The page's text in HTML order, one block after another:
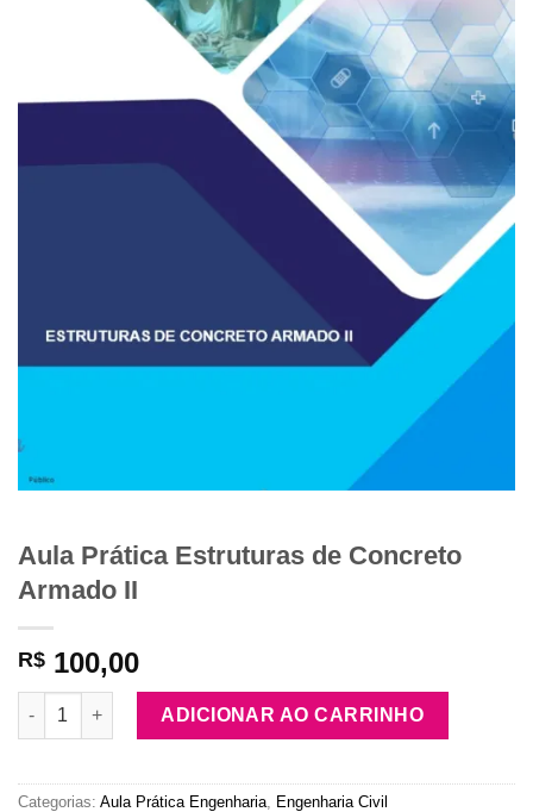
Aula Prática Estruturas de Concreto
Armado II
R$ 100,00
Aula Prática Estruturas de Concreto Armado II quantidade
ADICIONAR AO CARRINHO
Categorias: Aula Prática Engenharia Engenharia Civil